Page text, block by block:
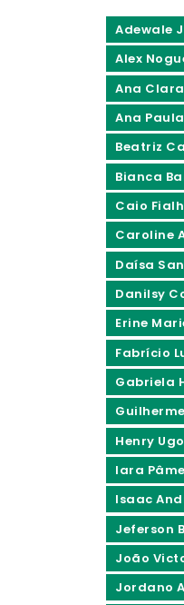
Adewale
Alex
Ana
Ana
Beatriz
Bianca
Caio
Caroline
Daísa
Danilsy
Erine
Fabrício
Gabriela
Henry
Iara
Isaac
Jeferson
João
Jordano